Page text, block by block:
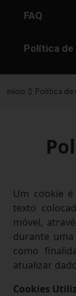
FAQ
Política de
Início Política de
Um cookie
texto
móvel,
durante
como
atualizar
Cookies